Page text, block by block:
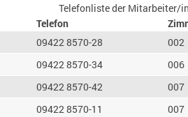
Telefonliste der Mitarbeiter/
Telefon
09422 8570-28 002
09422 8570-34 006
09422 8570-42 007
09422 8570-11 007